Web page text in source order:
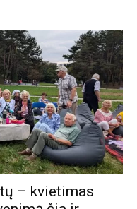
– kvietimas